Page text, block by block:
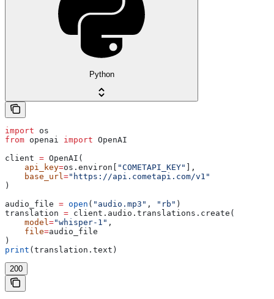
Python
import os
from openai import OpenAI
client = OpenAI(
    api_key
=os.environ[ "COMETAPI_KEY"
],
    base_url
="https://api.cometapi.com/v1"
)
audio_file = open ( "audio.mp3" , "rb" )
translation = client.audio.translations.create(
    model
="whisper-1" ,
    file
=audio_file
)
print (translation.text)
200